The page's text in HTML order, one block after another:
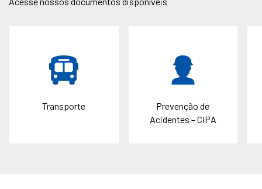
Transporte
Prevenção de
Acidentes – CIPA